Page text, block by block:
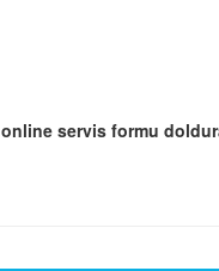
online servis formu